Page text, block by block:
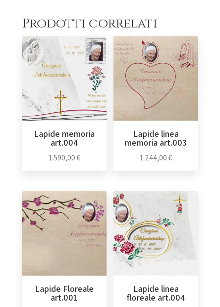
Prodotti correlati
Lapide memoria
art.004
1.590,00€
Lapide linea
memoria art.003
1.244,00€
Lapide Floreale
art.001
Lapide linea
floreale art.004